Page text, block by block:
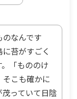
なんです
苔がすごく
「もののけ
こも確かに
っていて日陰